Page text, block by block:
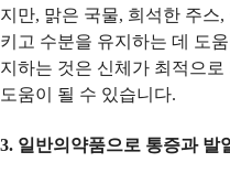
지만, 맑은 국물, 희석한 주스
키고 수분을 유지하는 데 도
지하는 것은 신체가 최적으로
도움이 될 수 있습니다.
3. 일반의약품으로 통증과 발